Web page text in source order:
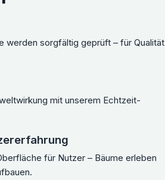
werden sorgfältig geprüft – für Qualität
mit unserem Echtzeit-
für Nutzer – Bäume erleben